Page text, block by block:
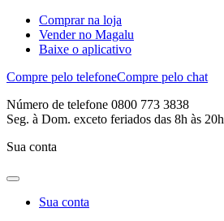
Comprar na loja
Vender no Magalu
Baixe o aplicativo
Compre pelo telefoneCompre pelo chat
Número de telefone 0800 773 3838
Seg. à Dom. exceto feriados das 8h às 20h
Sua conta
Sua conta